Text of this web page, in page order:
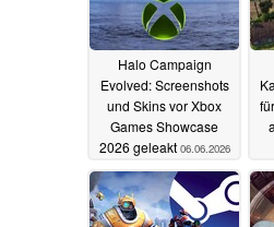
Halo Campaign
Evolved: Screenshots
und Skins vor Xbox
Games Showcase
2026 geleakt 06.06.2026